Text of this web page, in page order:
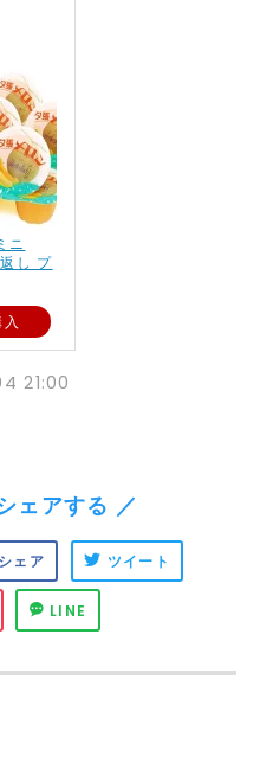
ニ
し プ
21:00
ェアする ／
シェア ツイート
LINE